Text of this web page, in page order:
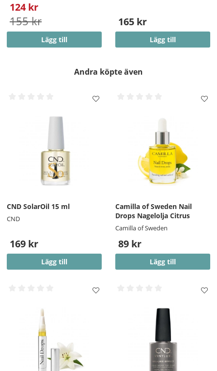
124 kr
155 kr
Lägg till
165 kr
Lägg till
Andra köpte även
CND SolarOil 15 ml
CND
169 kr
Lägg till
Camilla of Sweden Nail
Drops Nagelolja Citrus
Camilla of Sweden
89 kr
Lägg till